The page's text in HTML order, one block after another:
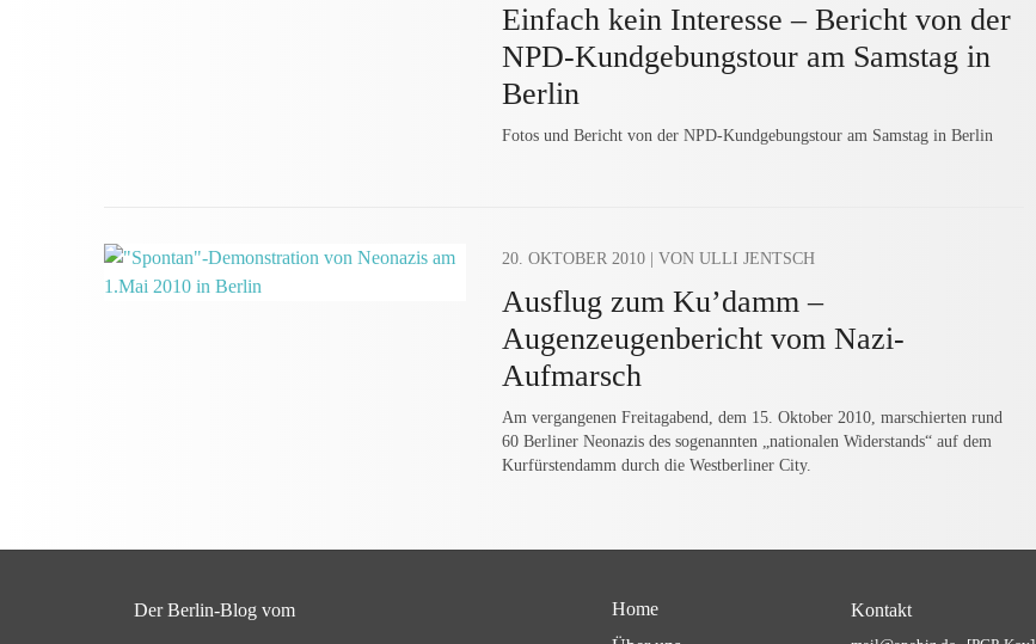
Einfach kein Interesse – Bericht von der
NPD-Kundgebungstour am Samstag in
Berlin
Fotos und Bericht von der NPD-Kundgebungstour am Samstag in Berlin
20. OKTOBER 2010 | VON ULLI JENTSCH
Ausflug zum Ku’damm –
Augenzeugenbericht vom Nazi-
Aufmarsch
Am vergangenen Freitagabend, dem 15. Oktober 2010, marschierten rund
60 Berliner Neonazis des sogenannten „nationalen Widerstands“ auf dem
Kurfürstendamm durch die Westberliner City.
Der Berlin-Blog vom
Home
Kontakt